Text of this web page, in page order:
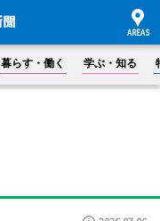
暮らす・働く 学ぶ・知る